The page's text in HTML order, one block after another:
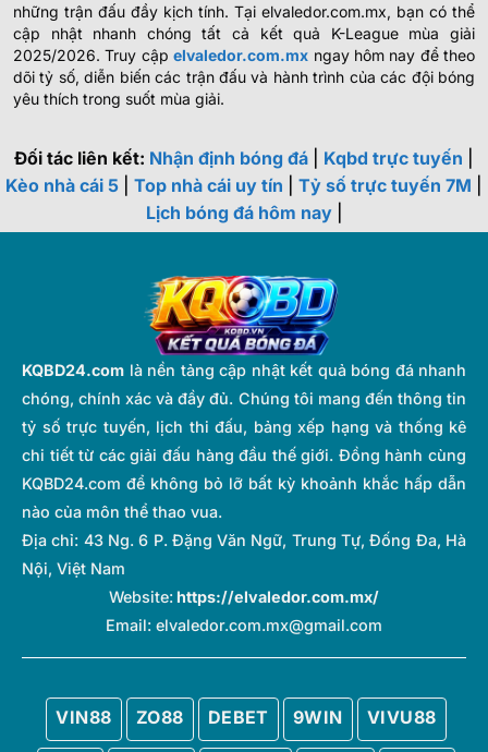
những trận đấu đầy kịch tính. Tại elvaledor.com.mx, bạn có thể
cập nhật nhanh chóng tất cả kết quả K-League mùa giải
2025/2026. Truy cậpelvaledor.com.mx ngay hôm nay để theo
dõi tỷ số, diễn biến các trận đấu và hành trình của các đội bóng
yêu thích trong suốt mùa giải.
Đối tác liên kết: Nhận định bóng đá Kqbd trực tuyến
Kèo nhà cái 5
Top nhà cái uy tín Tỷ số trực tuyến 7M
Lịch bóng đá hôm nay|
KQBD24.com là nền tảng cập nhật kết quả bóng đá nhanh
chóng, chính xác và đầy đủ. Chúng tôi mang đến thông tin
tỷ số trực tuyến, lịch thi đấu, bảng xếp hạng và thống kê
chi tiết từ các giải đấu hàng đầu thế giới. Đồng hành cùng
KQBD24.com để không bỏ lỡ bất kỳ khoảnh khắc hấp dẫn
nào của môn thể thao vua.
Địa chỉ: 43 Ng. 6 P. Đặng Văn Ngữ, Trung Tự, Đống Đa, Hà
Nội, Việt Nam
Website:https://elvaledor.com.mx/
Email: elvaledor.com.mx@gmail.com
VIN88 ZO88 DEBET 9WIN VIVU88